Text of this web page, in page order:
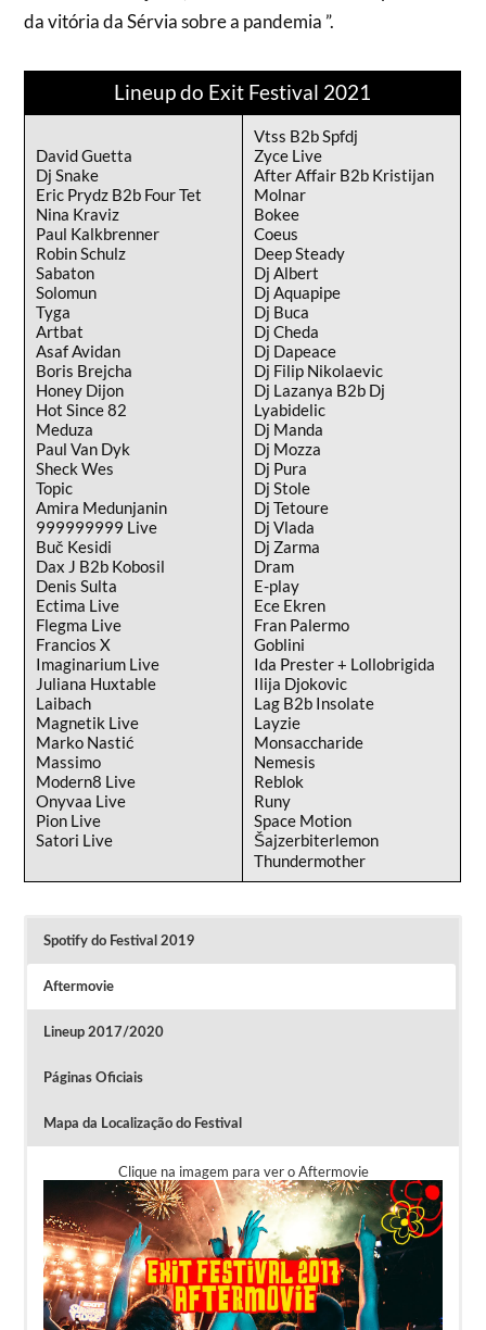
da vitória da Sérvia sobre a pandemia ”.
Lineup do Exit Festival 2021
David Guetta
Dj Snake
Eric Prydz B2b Four Tet
Nina Kraviz
Paul Kalkbrenner
Robin Schulz
Sabaton
Solomun
Tyga
Artbat
Asaf Avidan
Boris Brejcha
Honey Dijon
Hot Since 82
Meduza
Paul Van Dyk
Sheck Wes
Topic
Amira Medunjanin
999999999 Live
Buč Kesidi
Dax J B2b Kobosil
Denis Sulta
Ectima Live
Flegma Live
Francios X
Imaginarium Live
Juliana Huxtable
Laibach
Magnetik Live
Marko Nastić
Massimo
Modern8 Live
Onyvaa Live
Pion Live
Satori Live
Vtss B2b Spfdj
Zyce Live
After Affair B2b Kristijan
Molnar
Bokee
Coeus
Deep Steady
Dj Albert
Dj Aquapipe
Dj Buca
Dj Cheda
Dj Dapeace
Dj Filip Nikolaevic
Dj Lazanya B2b Dj
Lyabidelic
Dj Manda
Dj Mozza
Dj Pura
Dj Stole
Dj Tetoure
Dj Vlada
Dj Zarma
Dram
E-play
Ece Ekren
Fran Palermo
Goblini
Ida Prester + Lollobrigida
Ilija Djokovic
Lag B2b Insolate
Layzie
Monsaccharide
Nemesis
Reblok
Runy
Space Motion
Šajzerbiterlemon
Thundermother
Spotify do Festival 2019
Aftermovie
Lineup 2017/2020
Páginas Oficiais
Mapa da Localização do Festival
Clique na imagem para ver o Aftermovie